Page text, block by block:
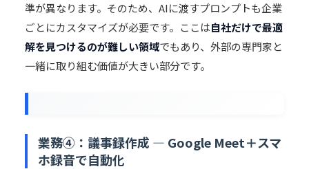
準が異なります。そのため、AIに渡すプロンプトも企業
ごとにカスタマイズが必要です。ここは自社だけで最適
解を見つけるのが難しい領域でもあり、外部の専門家と
一緒に取り組む価値が大きい部分です。
業務④：議事録作成 — Google Meet＋スマ
ホ録音で自動化